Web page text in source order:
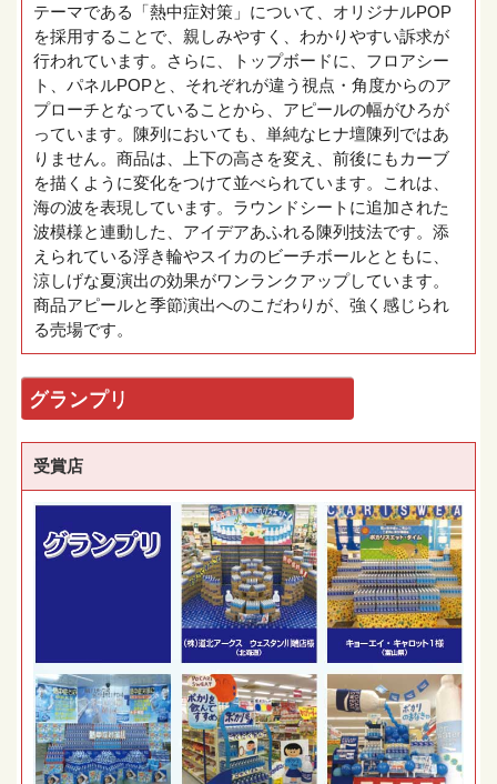
テーマである「熱中症対策」について、オリジナルPOP
を採用することで、親しみやすく、わかりやすい訴求が
行われています。さらに、トップボードに、フロアシー
ト、パネルPOPと、それぞれが違う視点・角度からのア
プローチとなっていることから、アピールの幅がひろが
っています。陳列においても、単純なヒナ壇陳列ではあ
りません。商品は、上下の高さを変え、前後にもカーブ
を描くように変化をつけて並べられています。これは、
海の波を表現しています。ラウンドシートに追加された
波模様と連動した、アイデアあふれる陳列技法です。添
えられている浮き輪やスイカのビーチボールとともに、
涼しげな夏演出の効果がワンランクアップしています。
商品アピールと季節演出へのこだわりが、強く感じられ
る売場です。
グランプリ
受賞店